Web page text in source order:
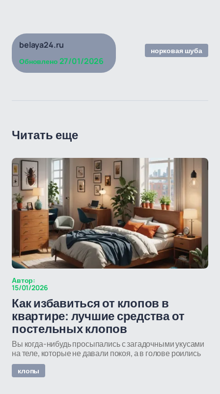
belaya24.ru
Обновлено 27/01/2026
норковая шуба
Читать еще
Автор:
15/01/2026
Как избавиться от клопов в
квартире: лучшие средства от
постельных клопов
Вы когда-нибудь просыпались с загадочными укусами
на теле, которые не давали покоя, а в голове роились
клопы